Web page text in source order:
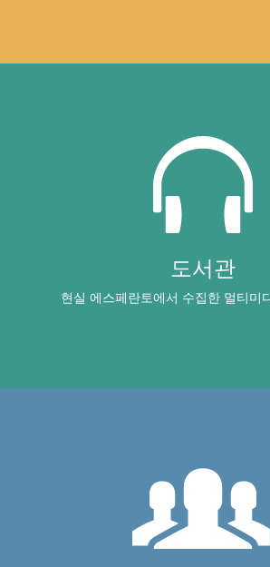
도서관
현실 에스페란토에서 수집한 멀티미